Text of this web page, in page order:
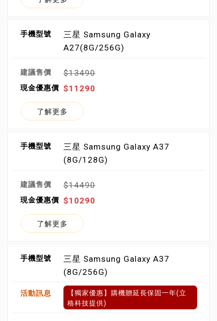
三星 Samsung Galaxy
A27(8G/256G)
$13490
$11290
了解更多
三星 Samsung Galaxy A37
(8G/128G)
$14490
$10290
了解更多
三星 Samsung Galaxy A37
(8G/256G)
【獨家優惠】購機贈延長保固一年(立
格科技提供)